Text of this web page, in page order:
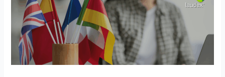
estudiar
curso
de
idioma
en